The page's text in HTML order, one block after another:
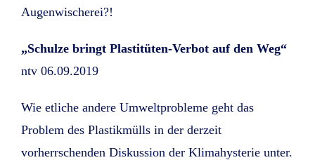
Augenwischerei?!
„Schulze bringt Plastitüten-Verbot auf den Weg“
ntv 06.09.2019
Wie etliche andere Umweltprobleme geht das
Problem des Plastikmülls in der derzeit
vorherrschenden Diskussion der Klimahysterie unter.